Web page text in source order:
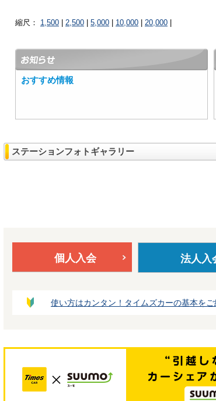
縮尺： 1,500 2,500 5,000 10,000 20,000
おすすめ情報
ステーションフォトギャラリー
個人入会 法人入
使い方はカンタン！タイムズカーの基本をご